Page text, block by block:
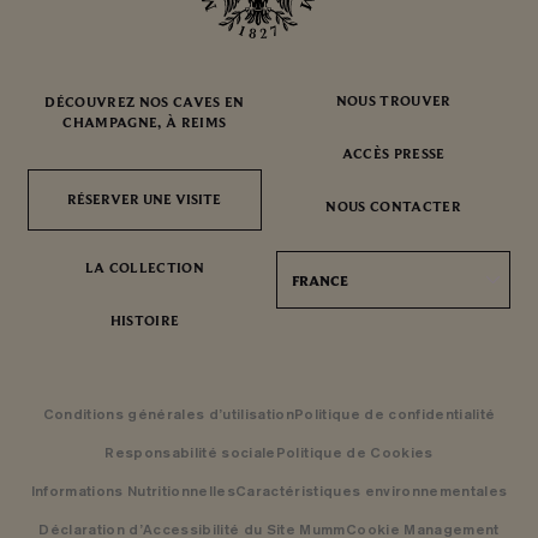
DÉCOUVREZ NOS CAVES EN
CHAMPAGNE, À REIMS
RÉSERVER UNE VISITE
RÉSERVER UNE VISITE
LA COLLECTION
HISTOIRE
NOUS TROUVER
ACCÈS PRESSE
NOUS CONTACTER
FRANCE
Conditions générales d’utilisationPolitique de confidentialité
Responsabilité sociale Politique de Cookies
Informations NutritionnellesCaractéristiques environnementales
Déclaration d’Accessibilité du Site MummCookie Management